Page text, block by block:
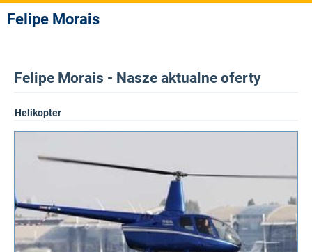
Felipe Morais
Felipe Morais - Nasze aktualne oferty
Helikopter